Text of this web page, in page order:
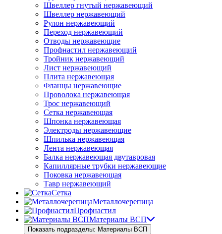
Швеллер гнутый нержавеющий
Швеллер нержавеющий
Рулон нержавеющий
Переход нержавеющий
Отводы нержавеющие
Профнастил нержавеющий
Тройник нержавеющий
Лист нержавеющий
Плита нержавеющая
Фланцы нержавеющие
Проволока нержавеющая
Трос нержавеющий
Сетка нержавеющая
Шпонка нержавеющая
Электроды нержавеющие
Шпилька нержавеющая
Лента нержавеющая
Балка нержавеющая двутавровая
Капиллярные трубки нержавеющие
Поковка нержавеющая
Тавр нержавеющий
Сетка
Металлочерепица
Профнастил
Материалы ВСП
Показать подразделы: Материалы ВСП